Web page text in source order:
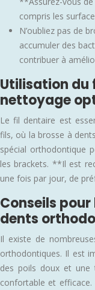
compris les
N’oubliez pas de
accumuler des
contribuer à
Utilisation du
nettoyage
Le fil dentaire est
fils, où la brosse à
spécial orthodontique
les brackets. **Il est
une fois par jour, de
Conseils pour
dents
Il existe de
orthodontiques. Il est
des poils doux et une
confortable et